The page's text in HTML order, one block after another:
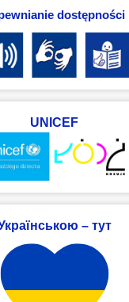
dostępności
UNICEF
– тут